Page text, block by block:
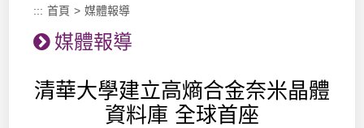
::: 首頁 >媒體報導
媒體報導
清華大學建立高熵合金奈米晶體
資料庫 全球首座